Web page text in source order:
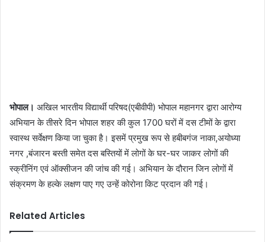
भोपाल। अखिल भारतीय विद्यार्थी परिषद(एबीवीपी) भोपाल महानगर द्वारा आरोग्य
अभियान के तीसरे दिन भोपाल शहर की कुल 1700 घरों में दस टीमों के द्वारा
स्वास्थ सर्वेक्षण किया जा चुका है। इसमें प्रमुख रूप से हबीबगंज नाका,अयोध्या
नगर ,बंजारन बस्ती समेत दस बस्तियों में लोगों के घर-घर जाकर लोगों की
स्क्रीनिंग एवं ऑक्सीजन की जांच की गई। अभियान के दौरान जिन लोगों में
संक्रमण के हल्के लक्षण पाए गए उन्हें कोरोना किट प्रदान की गई।
Related Articles